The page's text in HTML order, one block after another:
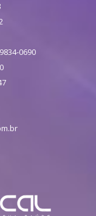
0690